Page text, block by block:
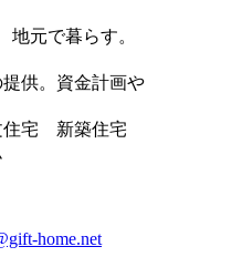
元で暮らす。
供。資金計画や
住宅 新築住宅
home.net